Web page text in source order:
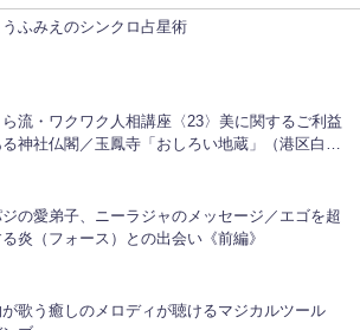
ふみえのシンクロ占星術
ら流・ワクワク人相講座〈23〉美に関するご利益
神社仏閣／玉鳳寺「おしろい地蔵」（港区白金
の愛弟子、ニーラジャのメッセージ／エゴを超
炎（フォース）との出会い《前編》
歌う癒しのメロディが聴けるマジカルツール